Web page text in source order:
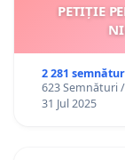
PETIȚIE
2 281
623 Semnături
31 Jul 2025